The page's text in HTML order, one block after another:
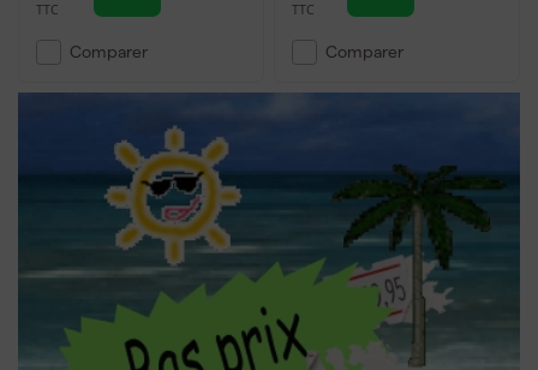
TTC
Comparer
TTC
Comparer